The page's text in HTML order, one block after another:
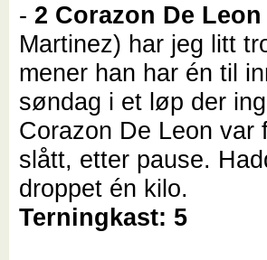
- 2 Corazon De Leon
Martinez) har jeg litt
mener han har én til
søndag i et løp der
Corazon De Leon var
slått, etter pause.
droppet én kilo.
Terningkast: 5